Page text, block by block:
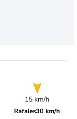
15 km/h
Rafales30 km/h